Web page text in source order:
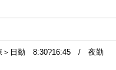
棟＞日勤 8:30?16:45 / 夜勤